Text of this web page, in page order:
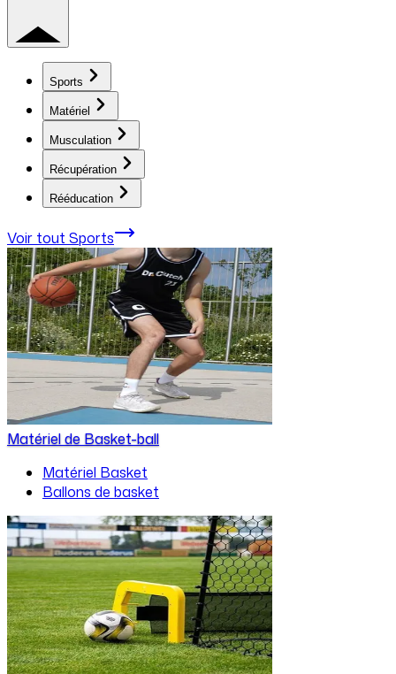
Sports
Matériel
Musculation
Récupération
Rééducation
Voir tout Sports
Matériel de Basket-ball
Matériel Basket
Ballons de basket